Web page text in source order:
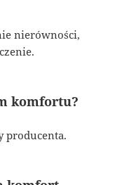
nierówności,
komfortu?
producenta.